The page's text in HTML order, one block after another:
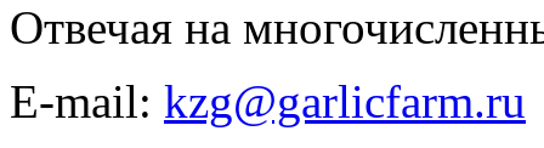
Отвечая на
E-mail: kzg@garlicfarm.ru